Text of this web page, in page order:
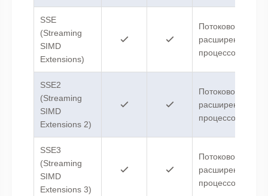
SSE
(Streaming
SIMD
Extensions)
Потоковое SIMD-
расширение
процессора.
SSE2
(Streaming
SIMD
Extensions 2)
Потоковое SIMD-
расширение
процессора 2.
SSE3
(Streaming
SIMD
Extensions 3)
Потоковое SIMD-
расширение
процессора 3.